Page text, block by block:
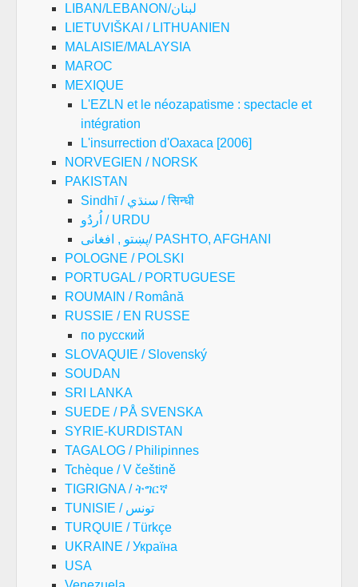
LIBAN/LEBANON/لبنان
LIETUVIŠKAI / LITHUANIEN
MALAISIE/MALAYSIA
MAROC
MEXIQUE
L'EZLN et le néozapatisme : spectacle et
intégration
L'insurrection d'Oaxaca [2006]
NORVEGIEN / NORSK
PAKISTAN
Sindhī / سنڌي / सिन्धी
اُردُو / URDU
پښتو , افغانی/ PASHTO, AFGHANI
POLOGNE / POLSKI
PORTUGAL / PORTUGUESE
ROUMAIN / Română
RUSSIE / EN RUSSE
по русский
SLOVAQUIE / Slovenský
SOUDAN
SRI LANKA
SUEDE / PÅ SVENSKA
SYRIE-KURDISTAN
TAGALOG / Philipinnes
Tchèque / V češtině
TIGRIGNA / ትግርኛ
TUNISIE / تونس
TURQUIE / Türkçe
UKRAINE / Україна
USA